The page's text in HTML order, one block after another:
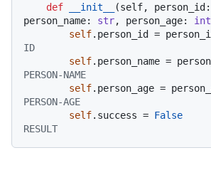
def
__init__ (self, person_id:
person_name: str, person_age: int
self.person_id =
ID
self.person_name =
PERSON-NAME
self.person_age =
PERSON-AGE
self.success = False
RESULT